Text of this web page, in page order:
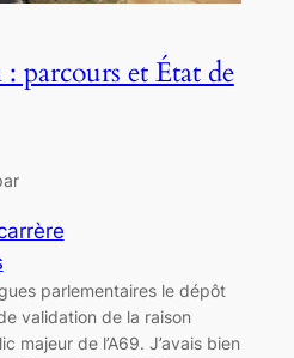
parcours et État de
parlementaires le dépôt
validation de la raison
majeur de l’A69. J’avais bien